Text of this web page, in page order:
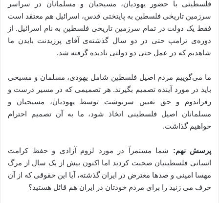
فلسطینی با حضور یهودیان، مسیحیان و مسلمانان در سراسر
سرزمین تاریخی فلسطین به پایتختی قدس، اسرائیل هم معتقد است
فقط یک دولت در تمام سرزمین تاریخی فلسطین به نام اسرائیل. از
دوره‌ی ترامپ حتی در دو سال گذشته‌ی آقای پرزیدنت بایدن ما
شاهدیم که در عمل حتی دو دولتی نادیده گرفته شد.
ما می‌گوییم مردم اصیل فلسطین شامل یهودی، مسلمان و مسیحی
باید در مورد آینده تصمیم بگیرند. هر تصمیمی که در مسیر درست و
رفراندوم و حق تعیین سرنوشت توسط یهودیان، مسیحیان و
مسلمانان اصیل فلسطینی اتخاذ شود، ما به آن تصمیم احترام
خواهیم گذاشت.
پرسش نهم: شما مستمراً در مورد لزوم آزادی و حفظ کرامت
انسانی فلسطینیان صحبت کردید اما اکنون بیش از یک سال از مرگ
مهسا امینی و صدها معترض در ایران گذشته، آیا این حقوقی که از آن
حرف می زنید را برای مردم خودتان در ایران هم قائل هستید؟